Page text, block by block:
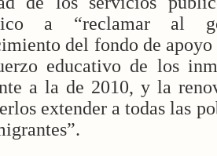
a “reclamar al
del fondo de
educativo de los
a la de 2010, y la
extender a todas las